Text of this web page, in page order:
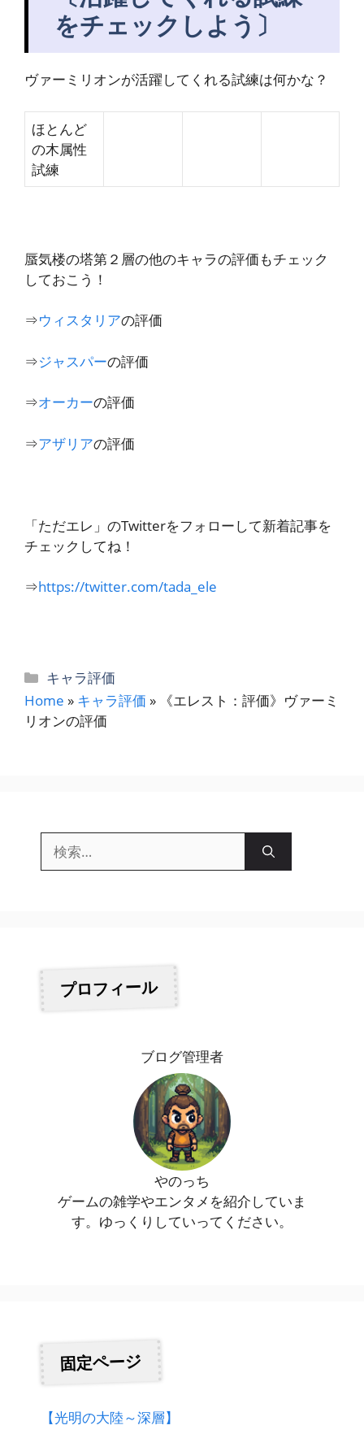
をチェックしよう〕
ヴァーミリオンが活躍してくれる試練は何かな？
ほとんど
の木属性
試練
蜃気楼の塔第２層の他のキャラの評価もチェック
しておこう！
⇒ウィスタリアの評価
⇒ジャスパーの評価
⇒オーカーの評価
⇒アザリアの評価
「ただエレ」のTwitterをフォローして新着記事を
チェックしてね！
⇒https://twitter.com/tada_ele
カ
テ
ゴ
キャラ評価
Home » キャラ評価 » 《エレスト：評価》ヴァーミ
リオンの評価
索:
プロフィール
ブログ管理者
やのっち
ゲームの雑学やエンタメを紹介していま
す。ゆっくりしていってください。
固定ページ
【光明の大陸～深層】